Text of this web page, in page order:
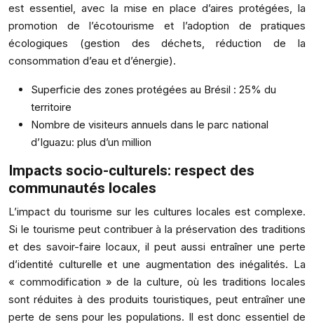
est essentiel, avec la mise en place d’aires protégées, la
promotion de l’écotourisme et l’adoption de pratiques
écologiques (gestion des déchets, réduction de la
consommation d’eau et d’énergie).
Superficie des zones protégées au Brésil : 25% du
territoire
Nombre de visiteurs annuels dans le parc national
d’Iguazu: plus d’un million
Impacts socio-culturels: respect des
communautés locales
L’impact du tourisme sur les cultures locales est complexe.
Si le tourisme peut contribuer à la préservation des traditions
et des savoir-faire locaux, il peut aussi entraîner une perte
d’identité culturelle et une augmentation des inégalités. La
« commodification » de la culture, où les traditions locales
sont réduites à des produits touristiques, peut entraîner une
perte de sens pour les populations. Il est donc essentiel de